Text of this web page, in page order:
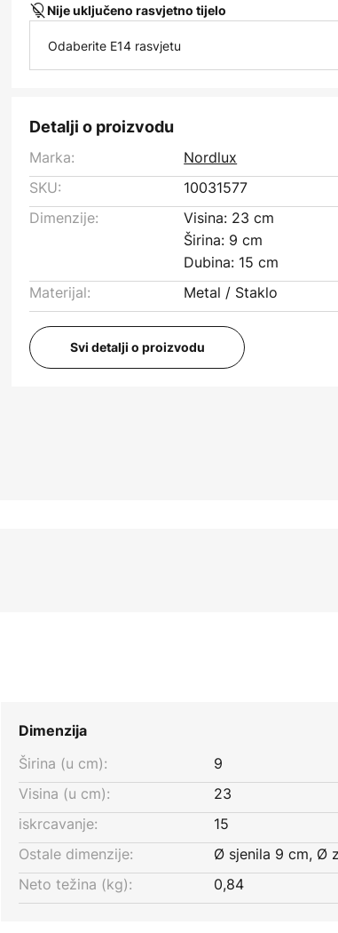
Nije uključeno rasvjetno tijelo
Odaberite E14 rasvjetu
Detalji o proizvodu
Marka:
Nordlux
SKU:
10031577
Dimenzije:
Visina: 23 cm
Širina: 9 cm
Dubina: 15 cm
Materijal:
Metal / Staklo
Svi detalji o proizvodu
Dimenzija
Širina (u cm):
9
Visina (u cm):
23
iskrcavanje:
15
Ostale dimenzije:
Ø sjenila 9 cm, Ø
Neto težina (kg):
0,84